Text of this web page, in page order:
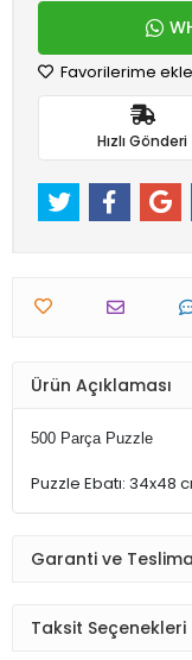
Favorilerime ekle
Hızlı Gönderi
Ürün Açıklaması
500 Parça Puzzle
Puzzle Ebatı: 34x48
Garanti ve
Taksit Seçenekleri